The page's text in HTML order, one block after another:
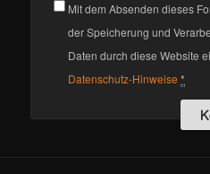
Mit dem Absenden dieses
der Speicherung und
Daten durch diese Website
Datenschutz-Hinweise *